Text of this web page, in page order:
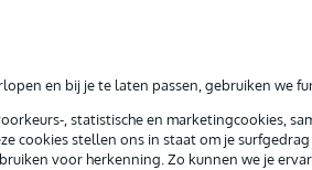
en bij je te laten passen, gebruiken we
, statistische en marketingcookies,
cookies stellen ons in staat om je
voor herkenning. Zo kunnen we je